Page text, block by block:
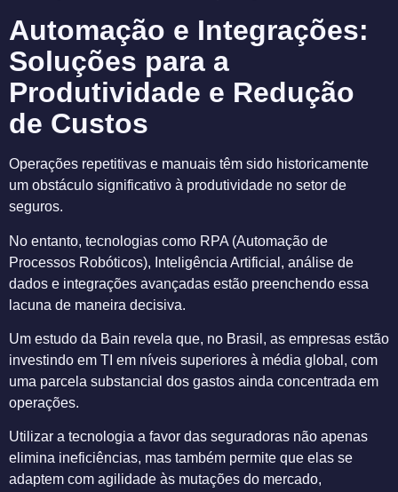
Automação e Integrações:
Soluções para a
Produtividade e Redução
de Custos
Operações repetitivas e manuais têm sido historicamente
um obstáculo significativo à produtividade no setor de
seguros.
No entanto, tecnologias como RPA (Automação de
Processos Robóticos), Inteligência Artificial, análise de
dados e integrações avançadas estão preenchendo essa
lacuna de maneira decisiva.
Um estudo da Bain revela que, no Brasil, as empresas estão
investindo em TI em níveis superiores à média global, com
uma parcela substancial dos gastos ainda concentrada em
operações.
Utilizar a tecnologia a favor das seguradoras não apenas
elimina ineficiências, mas também permite que elas se
adaptem com agilidade às mutações do mercado,